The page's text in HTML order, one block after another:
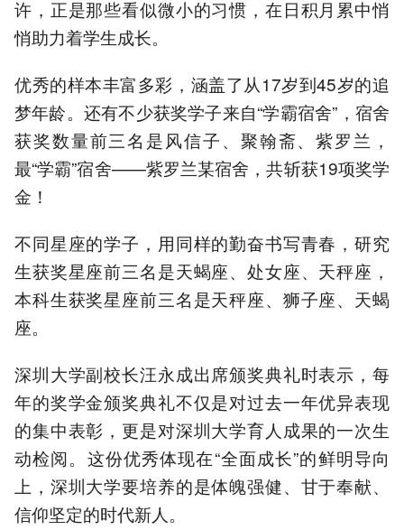
许，正是那些看似微小的习惯，在日积月累中悄
悄助力着学生成长。
优秀的样本丰富多彩，涵盖了从17岁到45岁的追
梦年龄。还有不少获奖学子来自“学霸宿舍”，宿舍
获奖数量前三名是风信子、聚翰斋、紫罗兰，
最“学霸”宿舍——紫罗兰某宿舍，共斩获19项奖学
金！
不同星座的学子，用同样的勤奋书写青春，研究
生获奖星座前三名是天蝎座、处女座、天秤座，
本科生获奖星座前三名是天秤座、狮子座、天蝎
座。
深圳大学副校长汪永成出席颁奖典礼时表示，每
年的奖学金颁奖典礼不仅是对过去一年优异表现
的集中表彰，更是对深圳大学育人成果的一次生
动检阅。这份优秀体现在“全面成长”的鲜明导向
上，深圳大学要培养的是体魄强健、甘于奉献、
信仰坚定的时代新人。